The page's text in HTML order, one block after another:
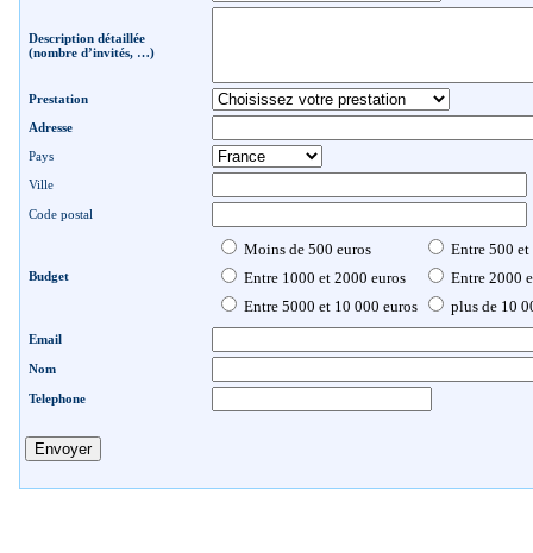
Description détaillée
(nombre d’invités, …)
Prestation
Adresse
Pays
Ville
Code postal
Budget
Moins de 500 euros
Entre 500
Entre 1000 et 2000 euros
Entre 2000
Entre 5000 et 10 000 euros
plus de 10
Email
Nom
Telephone